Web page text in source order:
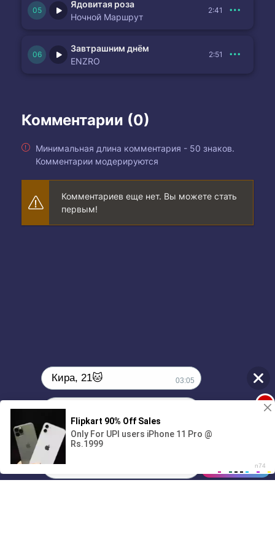
Ядовитая роза
Ночной Маршрут
2:41
Завтрашним днём
ENZRO
2:51
Комментарии (0)
Минимальная длина комментария - 50 знаков.
Комментарии модерируются
Комментариев еще нет. Вы можете стать
первым!
01/07
00:00
Кира, 21🐱 03:05
Поиграешь со мной? 💖🐾 1